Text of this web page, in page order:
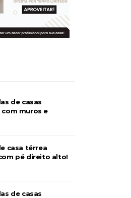
de casas
muros e
casa térrea
pé direito alto!
de casas